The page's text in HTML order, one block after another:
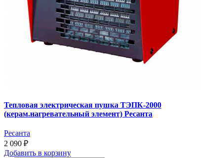
Тепловая электрическая пушка ТЭПК-2000
(керам.нагревательный элемент) Ресанта
Ресанта
2 090 ₽
Добавить в корзину